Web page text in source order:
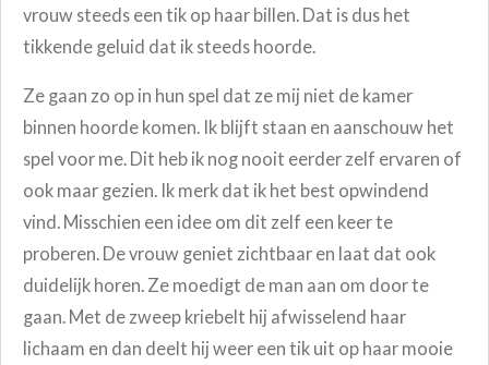
vrouw steeds een tik op haar billen. Dat is dus het
tikkende geluid dat ik steeds hoorde.
Ze gaan zo op in hun spel dat ze mij niet de kamer
binnen hoorde komen. Ik blijft staan en aanschouw het
spel voor me. Dit heb ik nog nooit eerder zelf ervaren of
ook maar gezien. Ik merk dat ik het best opwindend
vind. Misschien een idee om dit zelf een keer te
proberen. De vrouw geniet zichtbaar en laat dat ook
duidelijk horen. Ze moedigt de man aan om door te
gaan. Met de zweep kriebelt hij afwisselend haar
lichaam en dan deelt hij weer een tik uit op haar mooie